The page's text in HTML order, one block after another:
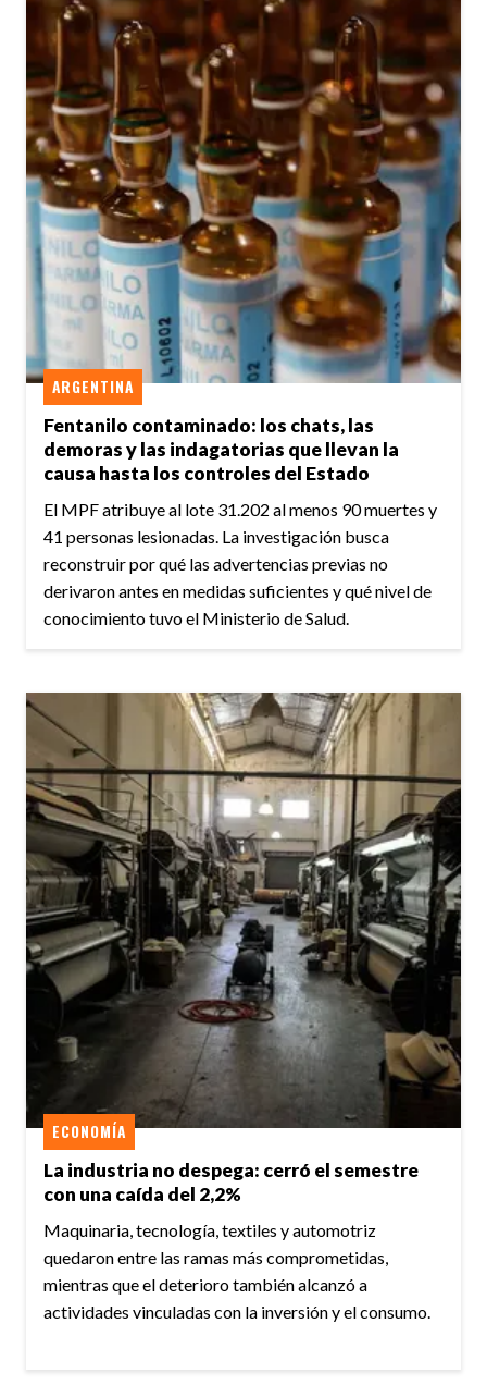
Fentanilo contaminado: los chats, las
demoras y las indagatorias que llevan la
causa hasta los controles del Estado
ARGENTINA
El MPF atribuye al lote 31.202 al menos 90 muertes y
41 personas lesionadas. La investigación busca
reconstruir por qué las advertencias previas no
derivaron antes en medidas suficientes y qué nivel de
conocimiento tuvo el Ministerio de Salud.
La industria no despega: cerró el semestre
con una caída del 2,2%
ECONOMÍA
Maquinaria, tecnología, textiles y automotriz
quedaron entre las ramas más comprometidas,
mientras que el deterioro también alcanzó a
actividades vinculadas con la inversión y el consumo.